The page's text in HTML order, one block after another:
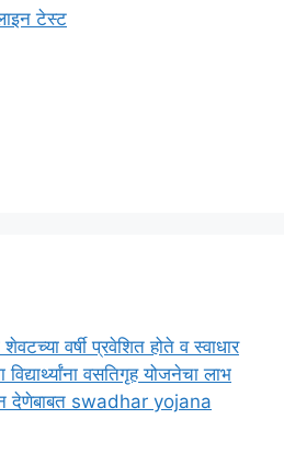
टेस्ट
शेवटच्या वर्षी प्रवेशित होते व स्वाधार
वसतिगृह योजनेचा लाभ
देणेबाबत swadhar yojana